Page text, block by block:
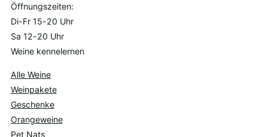
Öffnungszeiten:
Di-Fr 15-20 Uhr
Sa 12-20 Uhr
Weine kennelernen
Alle Weine
Weinpakete
Geschenke
Orangeweine
Pet Nats